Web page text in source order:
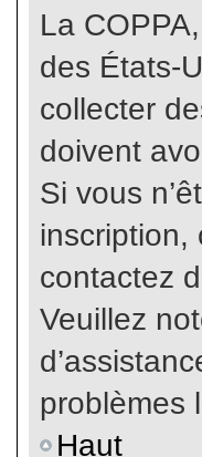
La
des États-
collecter
doivent
Si vous
inscription,
contactez
Veuillez
problèmes
Haut